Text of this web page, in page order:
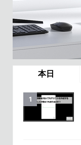
本日